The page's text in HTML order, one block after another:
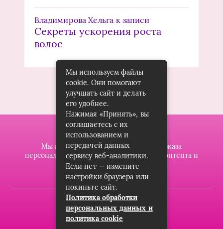
Владимирова Хельга к записи
Секреты ускорения роста
волос
Мы используем файлы cookie для показа
персонализированной рекламы и/или контента и
анализа нашего трафика.
2019-2023 © dzintarsshop.ru
Карта сайта
Мы используем файлы
cookie. Они помогают
улучшать сайт и делать
его удобнее.
Нажимая «Принять», вы
соглашаетесь с их
использованием и
передачей данных
сервису веб-аналитики.
Если нет — измените
настройки браузера или
покиньте сайт.
Политика обработки
персональных данных и
политика cookie